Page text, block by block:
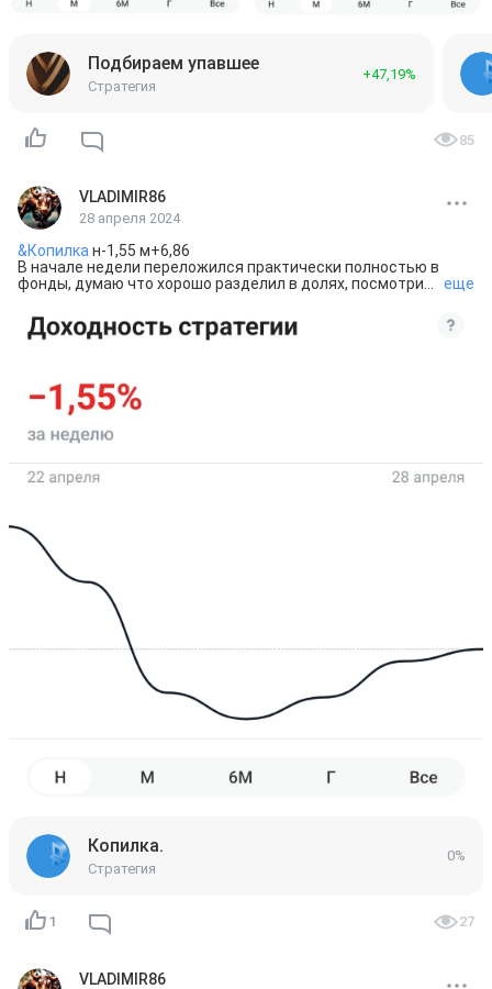
Подбираем упавшее
Стратегия
+47,19%
85
VLADIMIR86
28 апреля 2024
&Копилка н-1,55 м+6,86
В начале недели переложился практически полностью в
фонды, думаю что хорошо разделил в долях, посмотрим
оставлю на долго. 🤔
еще
Копилка.
Стратегия
0%
1 27
VLADIMIR86